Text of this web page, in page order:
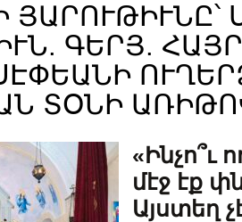
ՅԱՐՈՒԹԻՒՆԸ՝
ԳԵՐՅ.
ՏՕՆԻ
«Ինչո՞ւ
մէջ էք
Այստեղ